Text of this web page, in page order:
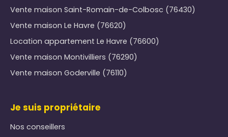
Vente maison Saint-Romain-de-Colbosc (76430)
Vente maison Le Havre (76620)
Location appartement Le Havre (76600)
Vente maison Montivilliers (76290)
Vente maison Goderville (76110)
Je suis propriétaire
Nos conseillers